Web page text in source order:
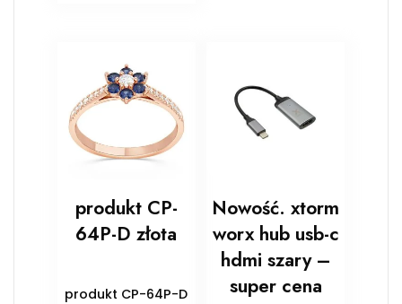
produkt CP-
64P-D złota
produkt CP-64P-D
Nowość. xtorm
worx hub usb-c
hdmi szary –
super cena